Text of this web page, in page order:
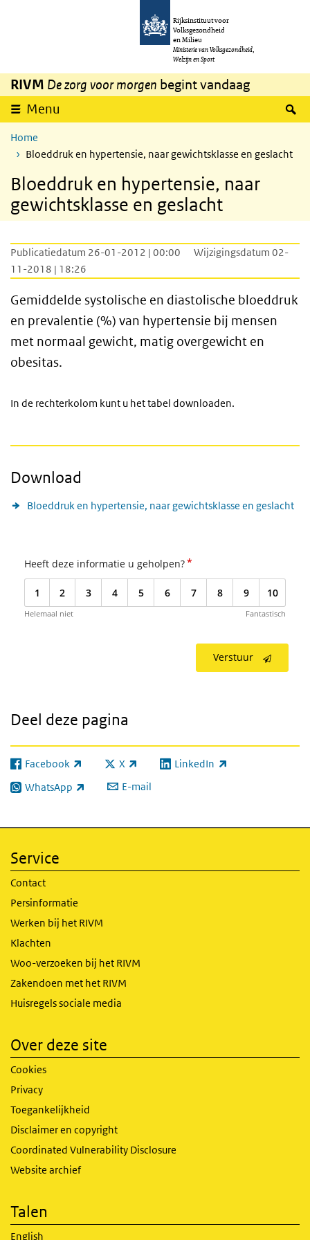
Overslaan en naar de inhoud gaan
Rijksinstituut voor
Volksgezondheid
en Milieu
Ministerie van Volksgezondheid,
Welzijn en Sport
RIVM De zorg voor morgen begint vandaag
Menu
Home
Bloeddruk en hypertensie, naar gewichtsklasse en geslacht
Bloeddruk en hypertensie, naar
gewichtsklasse en geslacht
Publicatiedatum 26-01-2012 | 00:00
Wijzigingsdatum 02-
11-2018 | 18:26
Gemiddelde systolische en diastolische bloeddruk
en prevalentie (%) van hypertensie bij mensen
met normaal gewicht, matig overgewicht en
obesitas.
In de rechterkolom kunt u het tabel downloaden.
Download
Bloeddruk en hypertensie, naar gewichtsklasse en geslacht
Heeft deze informatie u geholpen?*
1 2 3 4 5 6 7 8 9 10
Helemaal niet Fantastisch
Verstuur
Deel deze pagina
Facebook
(externe link) X
(externe link) LinkedIn
(externe link)
WhatsApp
(externe link) E-mail
Service
Contact
Persinformatie
Werken bij het RIVM
Klachten
Woo-verzoeken bij het RIVM
Zakendoen met het RIVM
Huisregels sociale media
Over deze site
Cookies
Privacy
Toegankelijkheid
Disclaimer en copyright
Coordinated Vulnerability Disclosure
Website archief
Talen
English